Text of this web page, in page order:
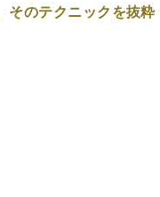
そのテクニックを抜